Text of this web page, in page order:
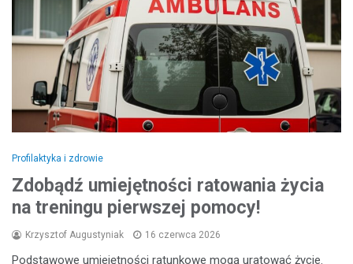
Profilaktyka i zdrowie
Zdobądź umiejętności ratowania życia
na treningu pierwszej pomocy!
Krzysztof Augustyniak 16 czerwca 2026
Podstawowe umiejętności ratunkowe mogą uratować życie.